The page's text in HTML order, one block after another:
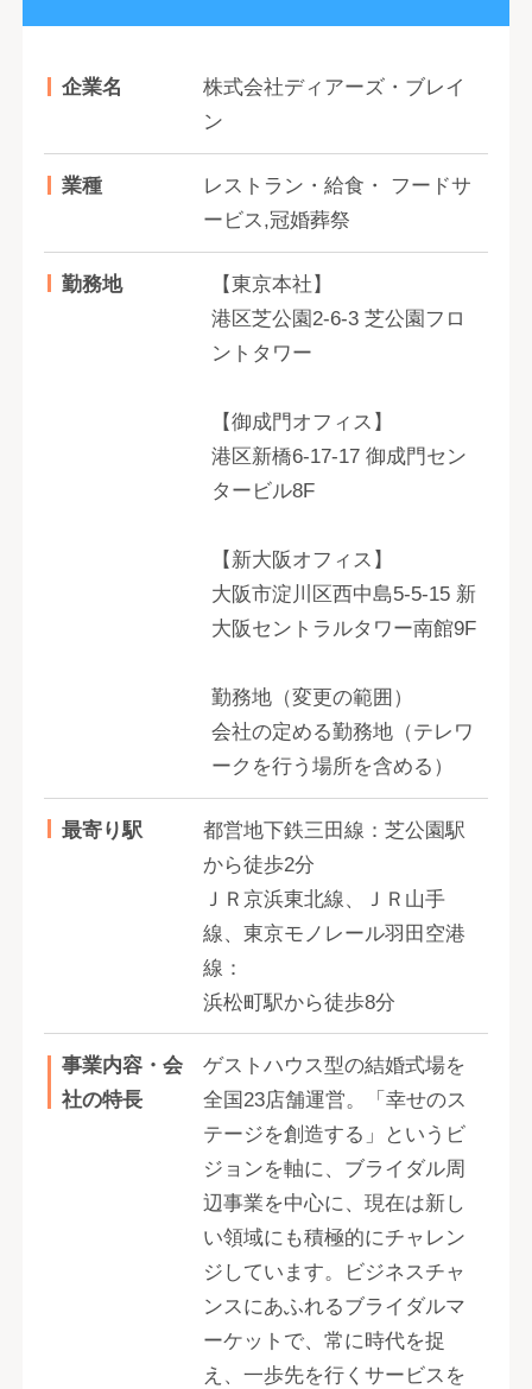
企業名
株式会社ディアーズ・ブレイ
ン
業種
レストラン・給食・ フードサ
ービス,冠婚葬祭
勤務地
【東京本社】
港区芝公園2-6-3 芝公園フロ
ントタワー
【御成門オフィス】
港区新橋6-17-17 御成門セン
タービル8F
【新大阪オフィス】
大阪市淀川区西中島5-5-15 新
大阪セントラルタワー南館9F
勤務地（変更の範囲）
会社の定める勤務地（テレワ
ークを行う場所を含める）
最寄り駅
都営地下鉄三田線：芝公園駅
から徒歩2分
ＪＲ京浜東北線、ＪＲ山手
線、東京モノレール羽田空港
線：
浜松町駅から徒歩8分
事業内容・会
社の特長
ゲストハウス型の結婚式場を
全国23店舗運営。「幸せのス
テージを創造する」というビ
ジョンを軸に、ブライダル周
辺事業を中心に、現在は新し
い領域にも積極的にチャレン
ジしています。ビジネスチャ
ンスにあふれるブライダルマ
ーケットで、常に時代を捉
え、一歩先を行くサービスを